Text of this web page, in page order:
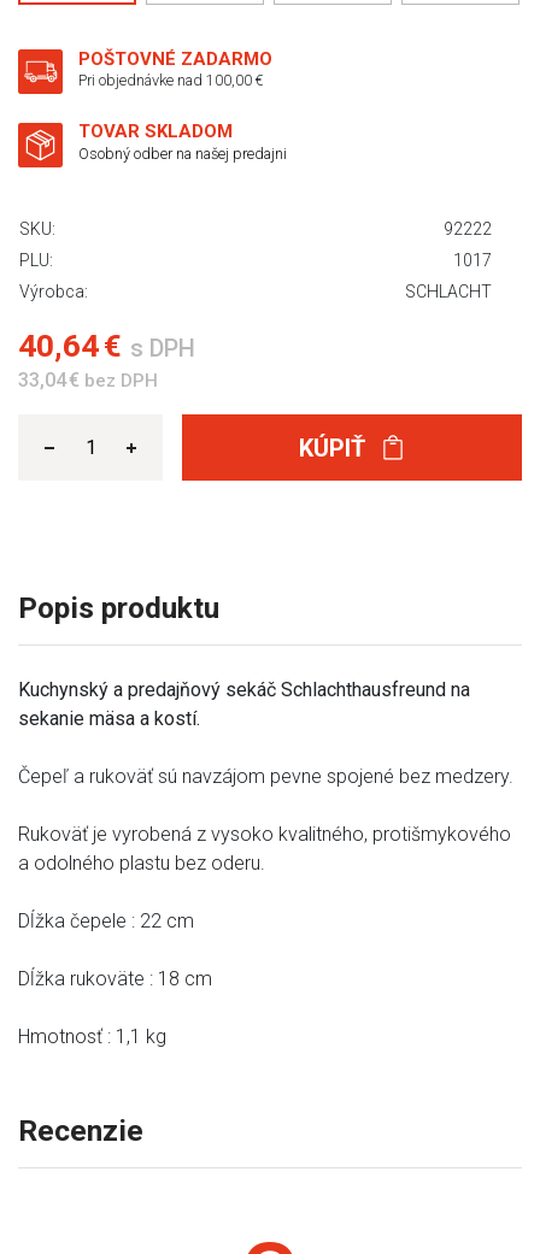
POŠTOVNÉ ZADARMO
Pri objednávke nad 100,00 €
TOVAR SKLADOM
Osobný odber na našej predajni
SKU:
92222
PLU:
1017
Výrobca:
SCHLACHT
40,64 € s DPH
33,04 € bez DPH
KÚPIŤ
Popis produktu
Kuchynský a predajňový sekáč Schlachthausfreund na
sekanie mäsa a kostí.
Čepeľ a rukoväť sú navzájom pevne spojené bez medzery.
Rukoväť je vyrobená z vysoko kvalitného, ​​protišmykového
a odolného plastu bez oderu.
Dĺžka čepele : 22 cm
Dĺžka rukoväte : 18 cm
Hmotnosť : 1,1 kg
Recenzie